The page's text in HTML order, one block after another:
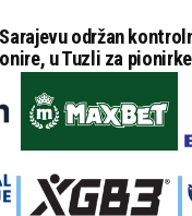
održan
u Tuzli za pionirke